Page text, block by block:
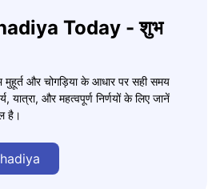
Today - शुभ
और चोगड़िया के आधार पर सही समय
यात्रा, और महत्वपूर्ण निर्णयों के लिए जानें
है।